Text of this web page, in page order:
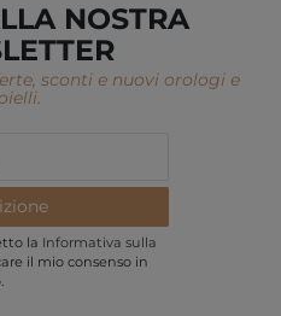
NOSTRA
sconti e nuovi orologi e
la Informativa sulla
il mio consenso in